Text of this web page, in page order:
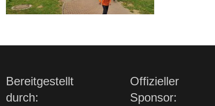
Bereitgestellt
durch:
Offizieller
Sponsor: